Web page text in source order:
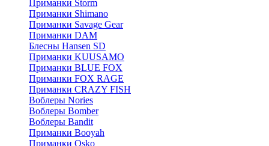
Приманки Storm
Приманки Shimano
Приманки Savage Gear
Приманки DAM
Блесны Hansen SD
Приманки KUUSAMO
Приманки BLUE FOX
Приманки FOX RAGE
Приманки CRAZY FISH
Воблеры Nories
Воблеры Bomber
Воблеры Bandit
Приманки Booyah
Приманки Osko